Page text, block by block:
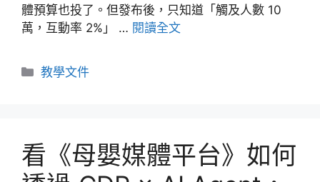
體預算也投了。但發布後，只知道「觸及人數 10
萬，互動率 2%」 … 閱讀全文
分
教學文件
看《母嬰媒體平台》如何